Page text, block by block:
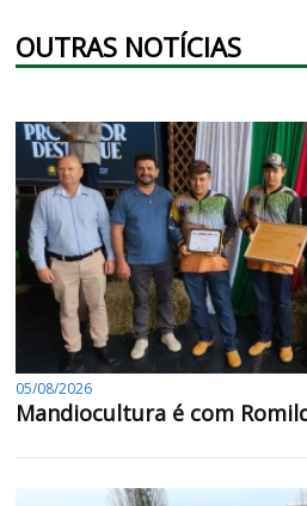
OUTRAS NOTÍCIAS
05/08/2026
Mandiocultura é com